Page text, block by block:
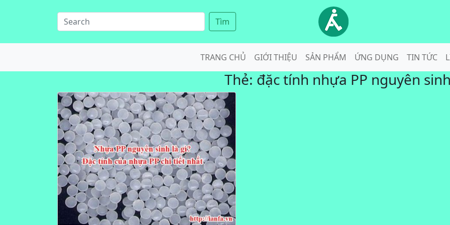
Tìm
TRANG CHỦ GIỚI THIỆU SẢN PHẨM ỨNG DỤNG TIN TỨC
Thẻ: đặc tính nhựa PP nguyên sinh